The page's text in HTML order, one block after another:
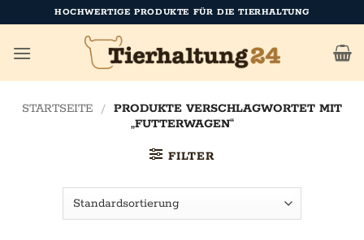
Inhalt
springen
HOCHWERTIGE PRODUKTE FÜR DIE TIERHALTUNG
STARTSEITE / PRODUKTE VERSCHLAGWORTET MIT
„FUTTERWAGEN“
FILTER